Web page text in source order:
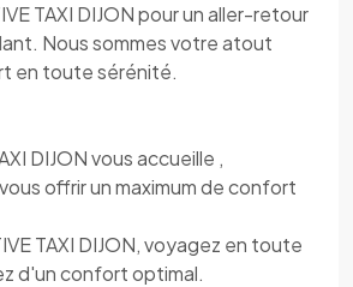
TAXI DIJON pour un aller-retour
Nous sommes votre atout
en toute sérénité.
DIJON vous accueille ,
offrir un maximum de confort
TAXI DIJON, voyagez en toute
d'un confort optimal.